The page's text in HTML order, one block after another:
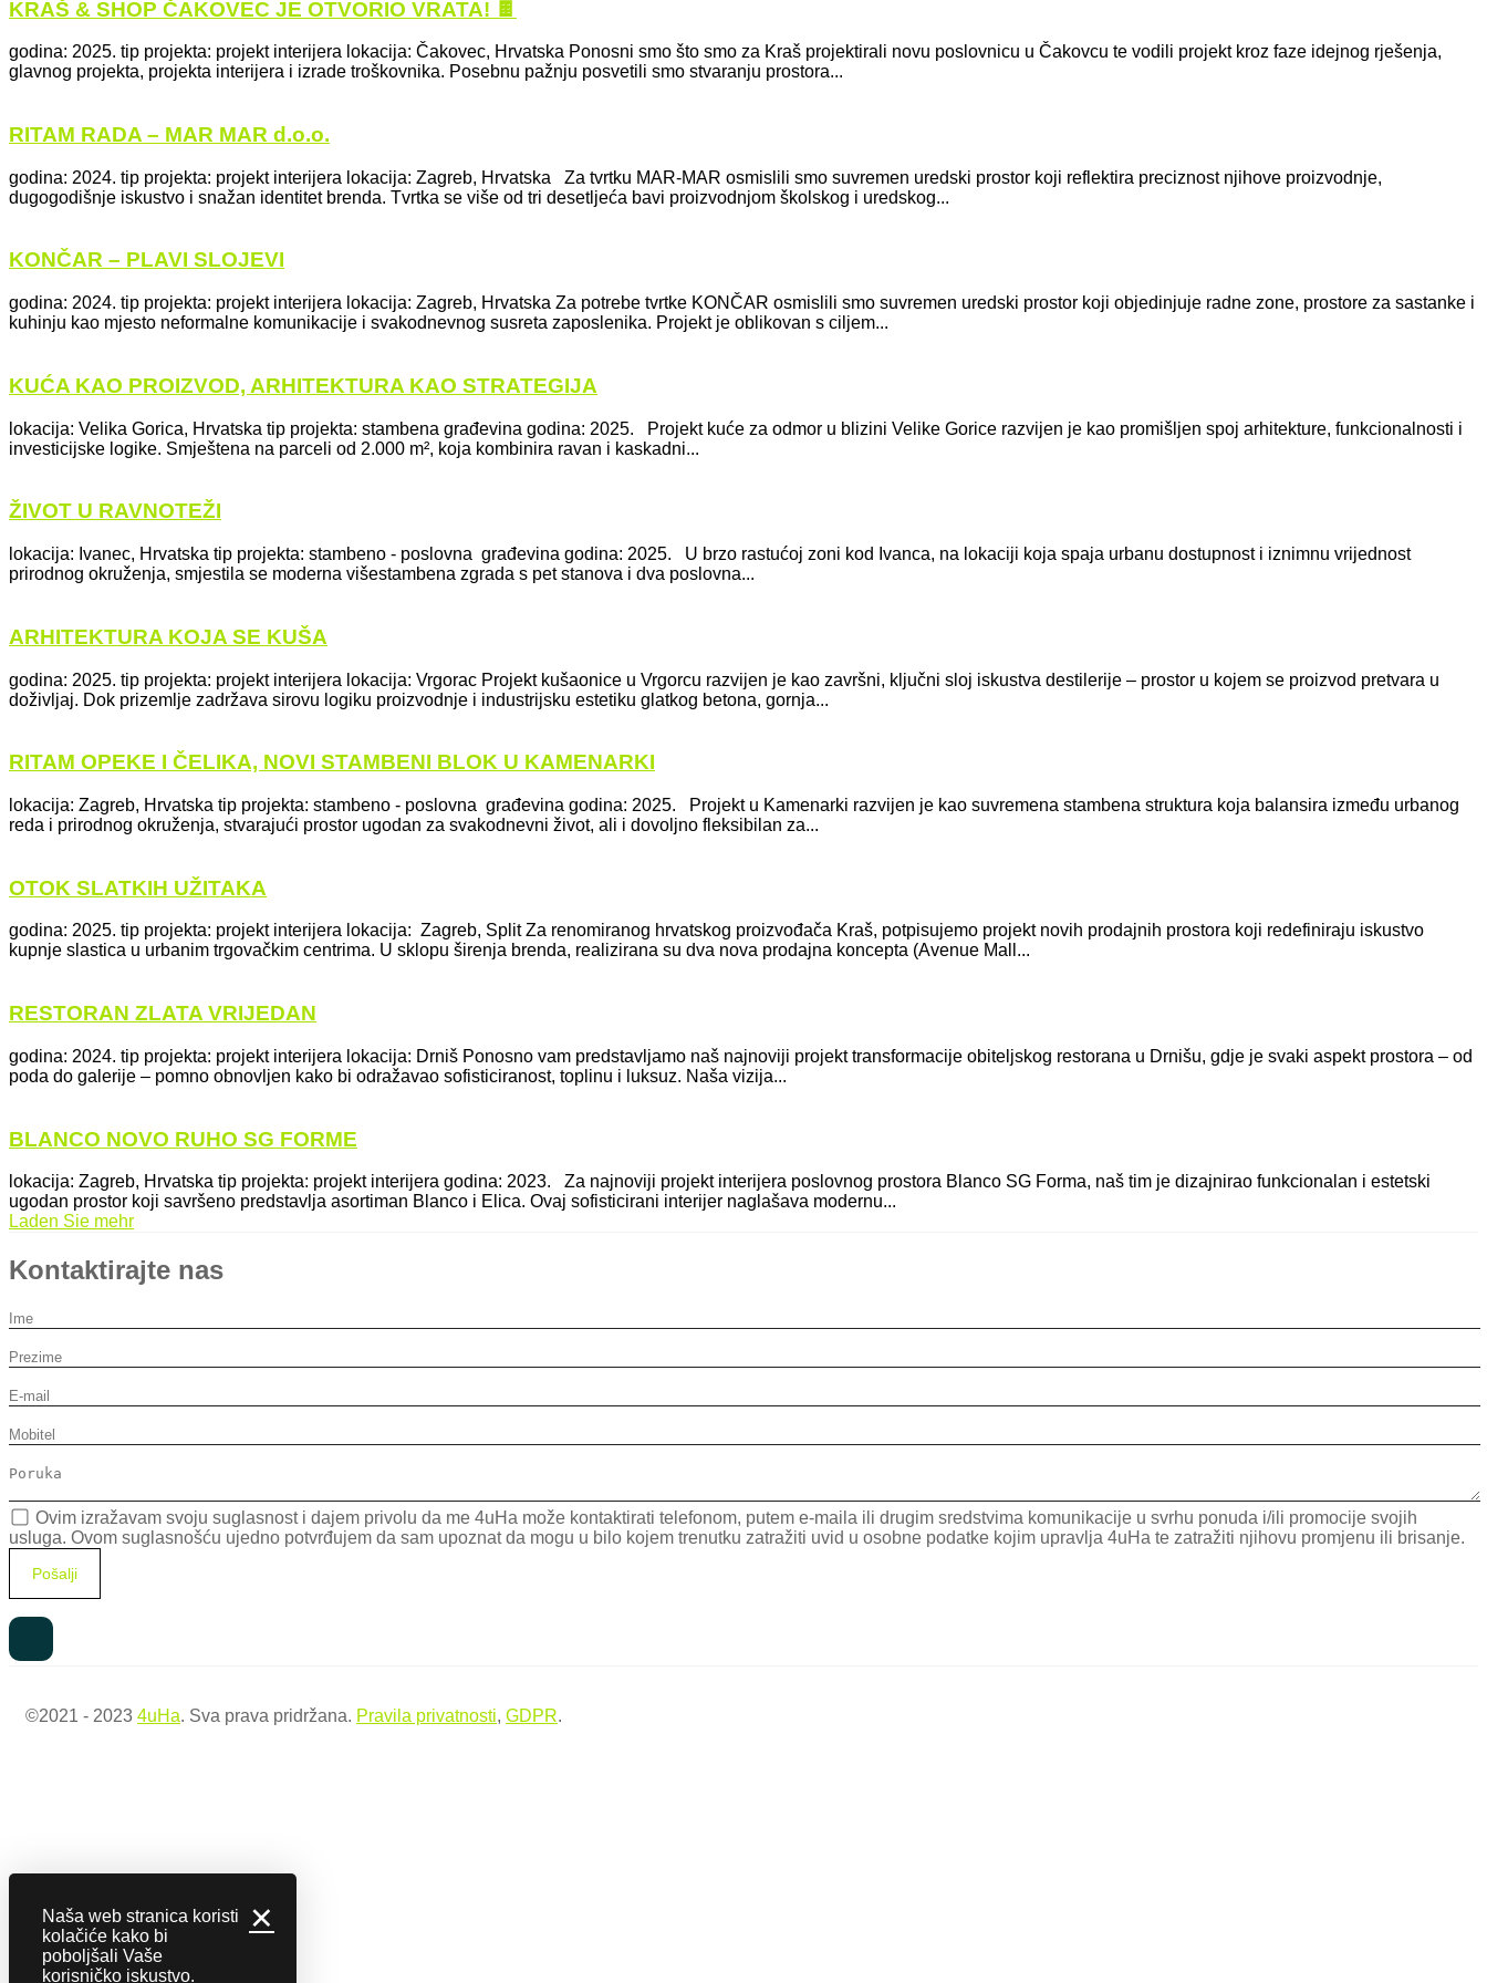
KRAŠ & SHOP ČAKOVEC JE OTVORIO VRATA! 🍫
godina: 2025. tip projekta: projekt interijera lokacija: Čakovec, Hrvatska Ponosni smo što smo za Kraš projektirali novu poslovnicu u Čakovcu te vodili projekt kroz faze idejnog rješenja,
glavnog projekta, projekta interijera i izrade troškovnika. Posebnu pažnju posvetili smo stvaranju prostora...
RITAM RADA – MAR MAR d.o.o.
godina: 2024. tip projekta: projekt interijera lokacija: Zagreb, Hrvatska Za tvrtku MAR-MAR osmislili smo suvremen uredski prostor koji reflektira preciznost njihove proizvodnje,
dugogodišnje iskustvo i snažan identitet brenda. Tvrtka se više od tri desetljeća bavi proizvodnjom školskog i uredskog...
KONČAR – PLAVI SLOJEVI
godina: 2024. tip projekta: projekt interijera lokacija: Zagreb, Hrvatska Za potrebe tvrtke KONČAR osmislili smo suvremen uredski prostor koji objedinjuje radne zone, prostore za sastanke i
kuhinju kao mjesto neformalne komunikacije i svakodnevnog susreta zaposlenika. Projekt je oblikovan s ciljem...
KUĆA KAO PROIZVOD, ARHITEKTURA KAO STRATEGIJA
lokacija: Velika Gorica, Hrvatska tip projekta: stambena građevina godina: 2025. Projekt kuće za odmor u blizini Velike Gorice razvijen je kao promišljen spoj arhitekture, funkcionalnosti i
investicijske logike. Smještena na parceli od 2.000 m², koja kombinira ravan i kaskadni...
ŽIVOT U RAVNOTEŽI
lokacija: Ivanec, Hrvatska tip projekta: stambeno - poslovna građevina godina: 2025. U brzo rastućoj zoni kod Ivanca, na lokaciji koja spaja urbanu dostupnost i iznimnu vrijednost
prirodnog okruženja, smjestila se moderna višestambena zgrada s pet stanova i dva poslovna...
ARHITEKTURA KOJA SE KUŠA
godina: 2025. tip projekta: projekt interijera lokacija: Vrgorac Projekt kušaonice u Vrgorcu razvijen je kao završni, ključni sloj iskustva destilerije – prostor u kojem se proizvod pretvara u
doživljaj. Dok prizemlje zadržava sirovu logiku proizvodnje i industrijsku estetiku glatkog betona, gornja...
RITAM OPEKE I ČELIKA, NOVI STAMBENI BLOK U KAMENARKI
lokacija: Zagreb, Hrvatska tip projekta: stambeno - poslovna građevina godina: 2025. Projekt u Kamenarki razvijen je kao suvremena stambena struktura koja balansira između urbanog
reda i prirodnog okruženja, stvarajući prostor ugodan za svakodnevni život, ali i dovoljno fleksibilan za...
OTOK SLATKIH UŽITAKA
godina: 2025. tip projekta: projekt interijera lokacija: Zagreb, Split Za renomiranog hrvatskog proizvođača Kraš, potpisujemo projekt novih prodajnih prostora koji redefiniraju iskustvo
kupnje slastica u urbanim trgovačkim centrima. U sklopu širenja brenda, realizirana su dva nova prodajna koncepta (Avenue Mall...
RESTORAN ZLATA VRIJEDAN
godina: 2024. tip projekta: projekt interijera lokacija: Drniš Ponosno vam predstavljamo naš najnoviji projekt transformacije obiteljskog restorana u Drnišu, gdje je svaki aspekt prostora – od
poda do galerije – pomno obnovljen kako bi odražavao sofisticiranost, toplinu i luksuz. Naša vizija...
BLANCO NOVO RUHO SG FORME
lokacija: Zagreb, Hrvatska tip projekta: projekt interijera godina: 2023. Za najnoviji projekt interijera poslovnog prostora Blanco SG Forma, naš tim je dizajnirao funkcionalan i estetski
ugodan prostor koji savršeno predstavlja asortiman Blanco i Elica. Ovaj sofisticirani interijer naglašava modernu...
Laden Sie mehr
Kontaktirajte nas
Ovim izražavam svoju suglasnost i dajem privolu da me 4uHa može kontaktirati telefonom, putem e-maila ili drugim sredstvima komunikacije u svrhu ponuda i/ili promocije svojih
usluga. Ovom suglasnošću ujedno potvrđujem da sam upoznat da mogu u bilo kojem trenutku zatražiti uvid u osobne podatke kojim upravlja 4uHa te zatražiti njihovu promjenu ili brisanje.
©2021 - 2023 4uHa. Sva prava pridržana. Pravila privatnosti, GDPR.
Naša web stranica koristi
kolačiće kako bi
poboljšali Vaše
korisničko iskustvo.
✕